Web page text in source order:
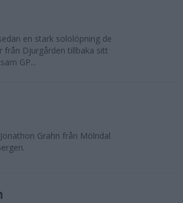
en stark sololöpning de
från Djurgården tillbaka sitt
GP...
Grahn från Mölndal